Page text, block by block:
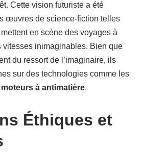
Cette vision futuriste a été
œuvres de science-fiction telles
en scène des voyages à
vitesses inimaginables. Bien que
du ressort de l’imaginaire, ils
sur des technologies comme les
moteurs à antimatière.
Éthiques et